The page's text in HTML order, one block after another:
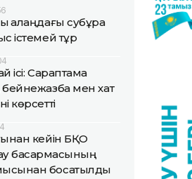
алаңдағы субұрқақ
істемей тұр
ісі: Сараптама
мен хат
көрсетті
кейін БҚО
басқармасының
босатылды